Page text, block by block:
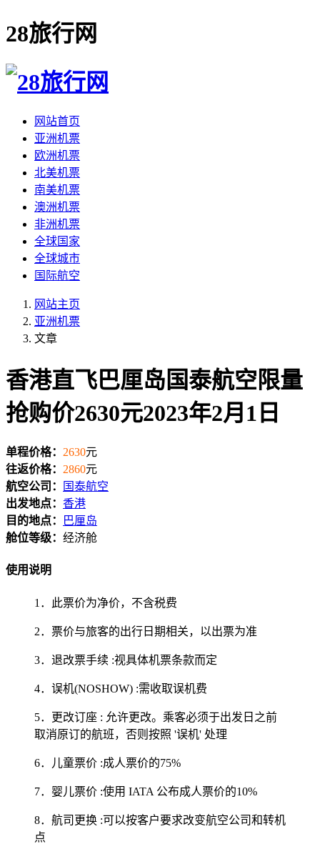
28旅行网
网站首页
亚洲机票
欧洲机票
北美机票
南美机票
澳洲机票
非洲机票
全球国家
全球城市
国际航空
网站主页
亚洲机票
文章
香港直飞巴厘岛国泰航空限量
抢购价2630元2023年2月1日
单程价格： 2630元
往返价格： 2860元
航空公司：
国泰航空
出发地点： 香港
目的地点：
巴厘岛
舱位等级： 经济舱
使用说明
1．此票价为净价，不含税费
2．票价与旅客的出行日期相关，以出票为准
3．退改票手续 :视具体机票条款而定
4．误机(NOSHOW) :需收取误机费
5．更改订座 : 允许更改。乘客必须于出发日之前
取消原订的航班，否则按照 '误机' 处理
6．儿童票价 :成人票价的75%
7．婴儿票价 :使用 IATA 公布成人票价的10%
8．航司更换 :可以按客户要求改变航空公司和转机
点